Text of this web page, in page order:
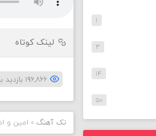
لینک کوتاه
۱۹۶,۸۶۶ بازدید بار
تک آهنگ » امین و
۱
۳
۱۴
۵۰